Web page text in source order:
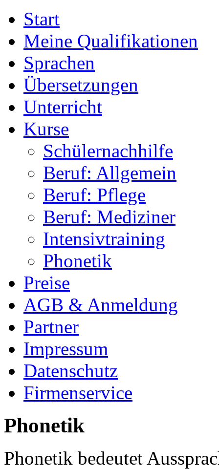
Start
Meine Qualifikationen
Sprachen
Übersetzungen
Unterricht
Kurse
Schülernachhilfe
Beruf: Allgemein
Beruf: Pflege
Beruf: Mediziner
Intensivtraining
Phonetik
Preise
AGB & Anmeldung
Partner
Impressum
Datenschutz
Firmenservice
Phonetik
Phonetik bedeutet